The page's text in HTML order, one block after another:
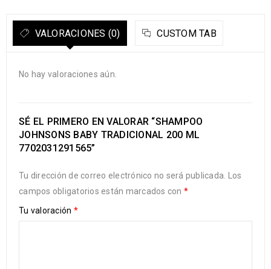
VALORACIONES (0) CUSTOM TAB
No hay valoraciones aún.
SÉ EL PRIMERO EN VALORAR “SHAMPOO
JOHNSONS BABY TRADICIONAL 200 ML
7702031291565”
Tu dirección de correo electrónico no será publicada.
Los
campos obligatorios están marcados con *
Tu valoración *